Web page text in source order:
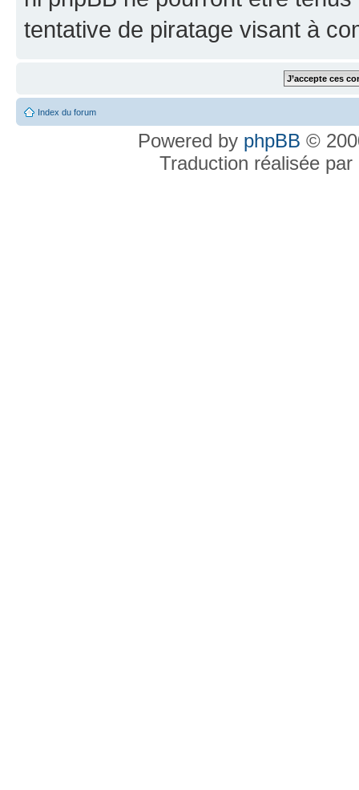
tentative de piratage visant à
Index du forum
Powered by phpBB ©
Traduction réalisée par